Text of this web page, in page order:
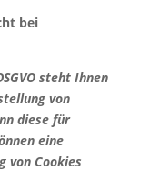
bei
steht Ihnen
von
diese für
eine
von Cookies